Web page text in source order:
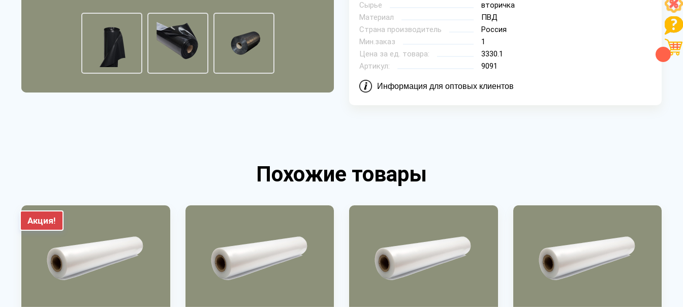
Сырье
вторичка
Материал
ПВД
Страна производитель
Россия
Мин.заказ
1
Цена за ед. товара:
3330.1
Артикул:
9091
Информация для оптовых клиентов
Похожие товары
Акция!